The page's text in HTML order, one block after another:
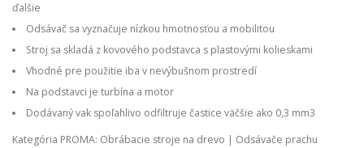
ďalšie
Odsávač sa vyznačuje nízkou hmotnosťou a mobilitou
Stroj sa skladá z kovového podstavca s plastovými kolieskami
Vhodné pre použitie iba v nevýbušnom prostredí
Na podstavci je turbína a motor
Dodávaný vak spoľahlivo odfiltruje častice väčšie ako 0,3 mm3
Kategória PROMA: Obrábacie stroje na drevo | Odsávače prachu